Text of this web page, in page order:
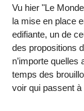
Vu hier "Le
la mise en place
edifiante, un de
des propositions
n’importe
temps des
voir qui passent